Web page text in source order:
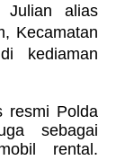
Julian alias
Kecamatan
di kediaman
resmi Polda
sebagai
rental.